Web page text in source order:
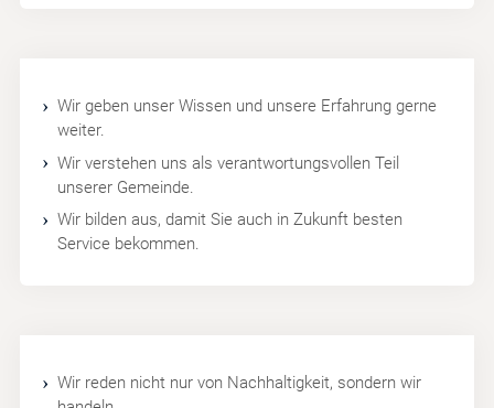
Wir geben unser Wissen und unsere Erfahrung gerne
weiter.
Wir verstehen uns als verantwortungsvollen Teil
unserer Gemeinde.
Wir bilden aus, damit Sie auch in Zukunft besten
Service bekommen.
Wir reden nicht nur von Nachhaltigkeit, sondern wir